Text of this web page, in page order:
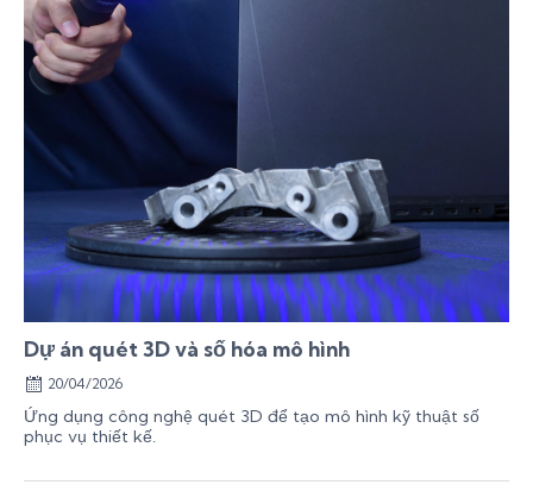
Dự án quét 3D và số hóa mô hình
20/04/2026
Ứng dụng công nghệ quét 3D để tạo mô hình kỹ thuật số
phục vụ thiết kế.